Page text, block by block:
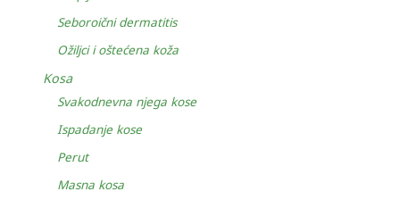
Seboroični dermatitis
Ožiljci i oštećena koža
Kosa
Svakodnevna njega kose
Ispadanje kose
Perut
Masna kosa